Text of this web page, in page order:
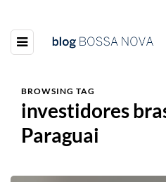
BROWSING TAG
investidores
Paraguai